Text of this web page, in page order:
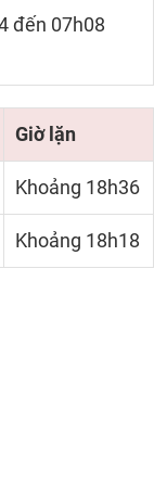
đến 07h08
Giờ lặn
Khoảng 18h36
Khoảng 18h18